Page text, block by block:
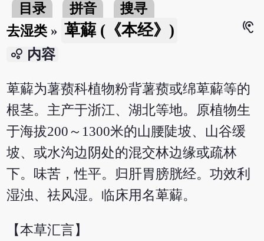
目录 拼音
搜寻
去湿类 » 萆薢 (《本经》)
hearing
bubble_chart 内容
萆薢为薯蓣科植物粉背薯蓣或绵萆薢等的
根茎。主产于浙江、湖北等地。原植物生
于海拔200～1300米的山腰陡坡、山谷缓
坡、或水沟边阴处的混交林边缘或疏林
下。味苦，性平。归肝胃膀胱经。功效利
湿浊、祛风湿。临床用名萆薢。
【本草汇言】